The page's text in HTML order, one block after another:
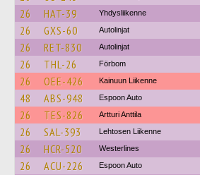
26 HAT-39 Yhdysliikenne
26 GXS-60 Autolinjat
26 RET-830 Autolinjat
26 THL-26 Förbom
26 OEE-426 Kainuun Liikenne
48 ABS-948 Espoon Auto
26 TES-826 Artturi Anttila
26 SAL-393 Lehtosen Liikenne
26 HCR-520 Westerlines
26 ACU-226 Espoon Auto